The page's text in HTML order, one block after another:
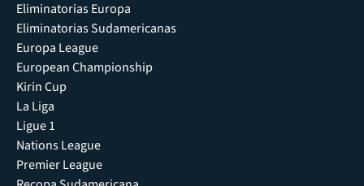
Eliminatorias Europa
Eliminatorias Sudamericanas
Europa League
European Championship
Kirin Cup
La Liga
Ligue 1
Nations League
Premier League